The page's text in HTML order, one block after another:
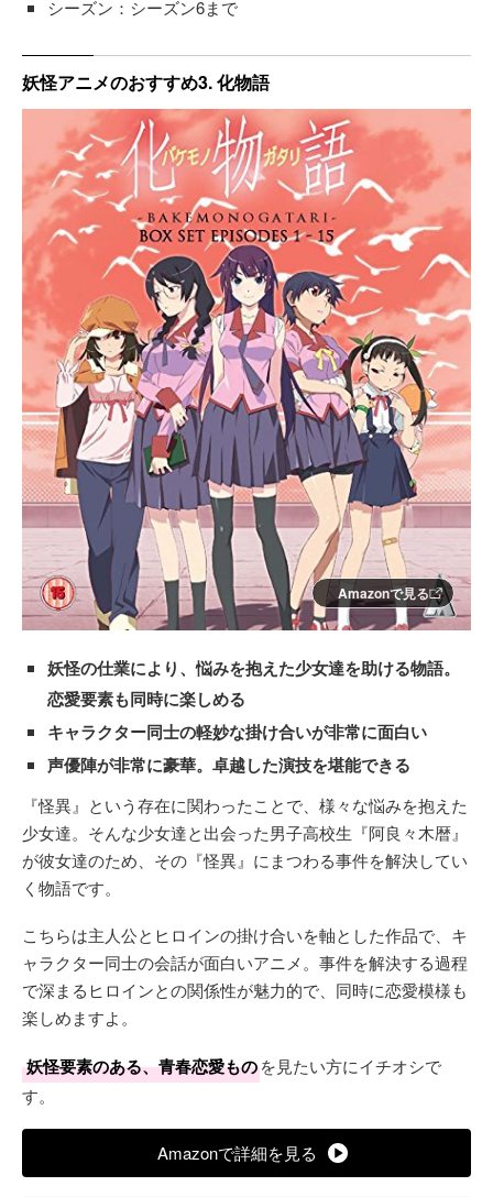
シーズン：シーズン6まで
妖怪アニメのおすすめ3. 化物語
Amazonで見る
妖怪の仕業により、悩みを抱えた少女達を助ける物語。
恋愛要素も同時に楽しめる
キャラクター同士の軽妙な掛け合いが非常に面白い
声優陣が非常に豪華。卓越した演技を堪能できる
『怪異』という存在に関わったことで、様々な悩みを抱えた
少女達。そんな少女達と出会った男子高校生『阿良々木暦』
が彼女達のため、その『怪異』にまつわる事件を解決してい
く物語です。
こちらは主人公とヒロインの掛け合いを軸とした作品で、キ
ャラクター同士の会話が面白いアニメ。事件を解決する過程
で深まるヒロインとの関係性が魅力的で、同時に恋愛模様も
楽しめますよ。
妖怪要素のある、青春恋愛ものを見たい方にイチオシで
す。
Amazonで詳細を見る